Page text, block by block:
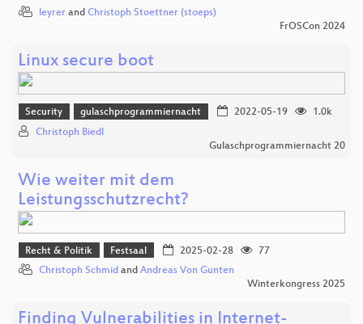
leyrer and Christoph Stoettner (stoeps)
FrOSCon 2024
Linux secure boot
Security gulaschprogrammiernacht 2022-05-19
1.0k
Christoph Biedl
Gulaschprogrammiernacht 20
Wie weiter mit dem
Leistungsschutzrecht?
Recht & Politik Festsaal 2025-02-28
77
Christoph Schmid and Andreas Von Gunten
Winterkongress 2025
Finding Vulnerabilities in Internet-